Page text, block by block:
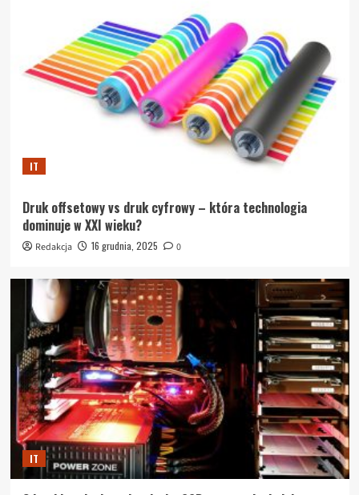
IT
Druk offsetowy vs druk cyfrowy – która technologia
dominuje w XXI wieku?
Redakcja 16 grudnia, 2025 0
IT